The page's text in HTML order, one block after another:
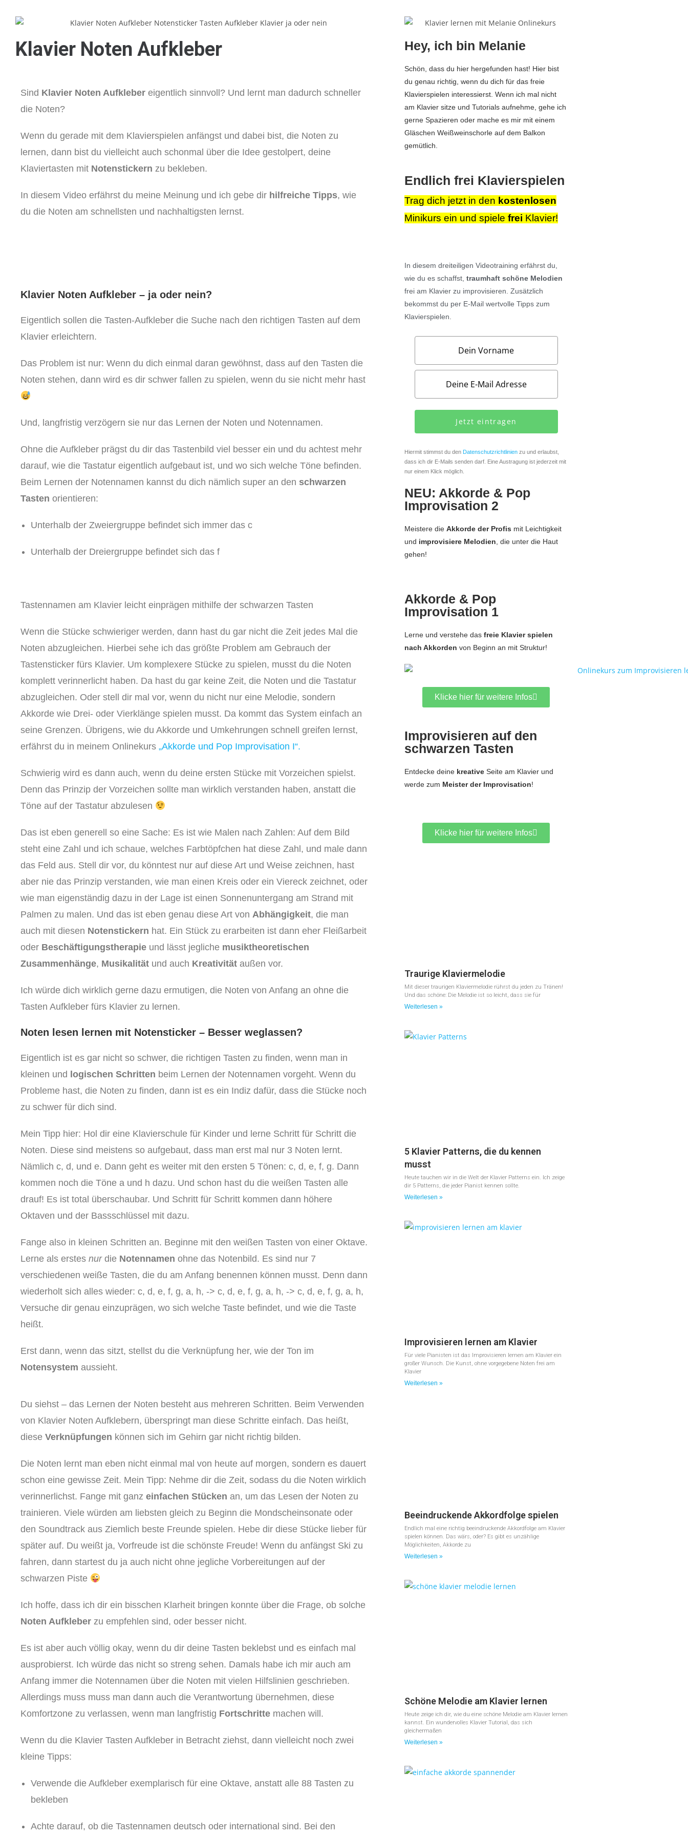
Klavier Noten Aufkleber
Sind Klavier Noten Aufkleber eigentlich sinnvoll? Und lernt man dadurch schneller
die Noten?
Wenn du gerade mit dem Klavierspielen anfängst und dabei bist, die Noten zu
lernen, dann bist du vielleicht auch schonmal über die Idee gestolpert, deine
Klaviertasten mit Notenstickern zu bekleben.
In diesem Video erfährst du meine Meinung und ich gebe dir hilfreiche Tipps, wie
du die Noten am schnellsten und nachhaltigsten lernst.
Klavier Noten Aufkleber – ja oder nein?
Eigentlich sollen die Tasten-Aufkleber die Suche nach den richtigen Tasten auf dem
Klavier erleichtern.
Das Problem ist nur: Wenn du dich einmal daran gewöhnst, dass auf den Tasten die
Noten stehen, dann wird es dir schwer fallen zu spielen, wenn du sie nicht mehr hast
Und, langfristig verzögern sie nur das Lernen der Noten und Notennamen.
Ohne die Aufkleber prägst du dir das Tastenbild viel besser ein und du achtest mehr
darauf, wie die Tastatur eigentlich aufgebaut ist, und wo sich welche Töne befinden.
Beim Lernen der Notennamen kannst du dich nämlich super an den schwarzen
Tasten orientieren:
Unterhalb der Zweiergruppe befindet sich immer das c
Unterhalb der Dreiergruppe befindet sich das f
Tastennamen am Klavier leicht einprägen mithilfe der schwarzen Tasten
Wenn die Stücke schwieriger werden, dann hast du gar nicht die Zeit jedes Mal die
Noten abzugleichen. Hierbei sehe ich das größte Problem am Gebrauch der
Tastensticker fürs Klavier. Um komplexere Stücke zu spielen, musst du die Noten
komplett verinnerlicht haben. Da hast du gar keine Zeit, die Noten und die Tastatur
abzugleichen. Oder stell dir mal vor, wenn du nicht nur eine Melodie, sondern
Akkorde wie Drei- oder Vierklänge spielen musst. Da kommt das System einfach an
seine Grenzen. Übrigens, wie du Akkorde und Umkehrungen schnell greifen lernst,
erfährst du in meinem Onlinekurs „Akkorde und Pop Improvisation I“.
Schwierig wird es dann auch, wenn du deine ersten Stücke mit Vorzeichen spielst.
Denn das Prinzip der Vorzeichen sollte man wirklich verstanden haben, anstatt die
Töne auf der Tastatur abzulesen
Das ist eben generell so eine Sache: Es ist wie Malen nach Zahlen: Auf dem Bild
steht eine Zahl und ich schaue, welches Farbtöpfchen hat diese Zahl, und male dann
das Feld aus. Stell dir vor, du könntest nur auf diese Art und Weise zeichnen, hast
aber nie das Prinzip verstanden, wie man einen Kreis oder ein Viereck zeichnet, oder
wie man eigenständig dazu in der Lage ist einen Sonnenuntergang am Strand mit
Palmen zu malen. Und das ist eben genau diese Art von Abhängigkeit, die man
auch mit diesen Notenstickern hat. Ein Stück zu erarbeiten ist dann eher Fleißarbeit
oder Beschäftigungstherapie und lässt jegliche musiktheoretischen
Zusammenhänge, Musikalität und auch Kreativität außen vor.
Ich würde dich wirklich gerne dazu ermutigen, die Noten von Anfang an ohne die
Tasten Aufkleber fürs Klavier zu lernen.
Noten lesen lernen mit Notensticker – Besser weglassen?
Eigentlich ist es gar nicht so schwer, die richtigen Tasten zu finden, wenn man in
kleinen und logischen Schritten beim Lernen der Notennamen vorgeht. Wenn du
Probleme hast, die Noten zu finden, dann ist es ein Indiz dafür, dass die Stücke noch
zu schwer für dich sind.
Mein Tipp hier: Hol dir eine Klavierschule für Kinder und lerne Schritt für Schritt die
Noten. Diese sind meistens so aufgebaut, dass man erst mal nur 3 Noten lernt.
Nämlich c, d, und e. Dann geht es weiter mit den ersten 5 Tönen: c, d, e, f, g. Dann
kommen noch die Töne a und h dazu. Und schon hast du die weißen Tasten alle
drauf! Es ist total überschaubar. Und Schritt für Schritt kommen dann höhere
Oktaven und der Bassschlüssel mit dazu.
Fange also in kleinen Schritten an. Beginne mit den weißen Tasten von einer Oktave.
Lerne als erstes nurdie Notennamen ohne das Notenbild. Es sind nur 7
verschiedenen weiße Tasten, die du am Anfang benennen können musst. Denn dann
wiederholt sich alles wieder: c, d, e, f, g, a, h, -> c, d, e, f, g, a, h, -> c, d, e, f, g, a, h,
Versuche dir genau einzuprägen, wo sich welche Taste befindet, und wie die Taste
heißt.
Erst dann, wenn das sitzt, stellst du die Verknüpfung her, wie der Ton im
Notensystem aussieht.
Du siehst – das Lernen der Noten besteht aus mehreren Schritten. Beim Verwenden
von Klavier Noten Aufklebern, überspringt man diese Schritte einfach. Das heißt,
diese Verknüpfungen können sich im Gehirn gar nicht richtig bilden.
Die Noten lernt man eben nicht einmal mal von heute auf morgen, sondern es dauert
schon eine gewisse Zeit. Mein Tipp: Nehme dir die Zeit, sodass du die Noten wirklich
verinnerlichst. Fange mit ganz einfachen Stücken an, um das Lesen der Noten zu
trainieren. Viele würden am liebsten gleich zu Beginn die Mondscheinsonate oder
den Soundtrack aus Ziemlich beste Freunde spielen. Hebe dir diese Stücke lieber für
später auf. Du weißt ja, Vorfreude ist die schönste Freude! Wenn du anfängst Ski zu
fahren, dann startest du ja auch nicht ohne jegliche Vorbereitungen auf der
schwarzen Piste
Ich hoffe, dass ich dir ein bisschen Klarheit bringen konnte über die Frage, ob solche
Noten Aufkleber zu empfehlen sind, oder besser nicht.
Es ist aber auch völlig okay, wenn du dir deine Tasten beklebst und es einfach mal
ausprobierst. Ich würde das nicht so streng sehen. Damals habe ich mir auch am
Anfang immer die Notennamen über die Noten mit vielen Hilfslinien geschrieben.
Allerdings muss muss man dann auch die Verantwortung übernehmen, diese
Komfortzone zu verlassen, wenn man langfristig Fortschritte machen will.
Wenn du die Klavier Tasten Aufkleber in Betracht ziehst, dann vielleicht noch zwei
kleine Tipps:
Verwende die Aufkleber exemplarisch für eine Oktave, anstatt alle 88 Tasten zu
bekleben
Achte darauf, ob die Tastennamen deutsch oder international sind. Bei den
Hey, ich bin Melanie
Schön, dass du hier hergefunden hast! Hier bist
du genau richtig, wenn du dich für das freie
Klavierspielen interessierst. Wenn ich mal nicht
am Klavier sitze und Tutorials aufnehme, gehe ich
gerne Spazieren oder mache es mir mit einem
Gläschen Weißweinschorle auf dem Balkon
gemütlich.
Endlich frei Klavierspielen
Trag dich jetzt in den kostenlosen
Minikurs ein und spiele frei Klavier!
In diesem dreiteiligen Videotraining erfährst du,
wie du es schaffst, traumhaft schöne Melodien
frei am Klavier zu improvisieren. Zusätzlich
bekommst du per E-Mail wertvolle Tipps zum
Klavierspielen.
Jetzt eintragen
Hiermit stimmst du den Datenschutzrichtlinienzu und erlaubst,
dass ich dir E-Mails senden darf. Eine Austragung ist jederzeit mit
nur einem Klick möglich.
NEU: Akkorde & Pop
Improvisation 2
Meistere die Akkorde der Profis mit Leichtigkeit
und improvisiere Melodien , die unter die Haut
gehen!
Akkorde & Pop
Improvisation 1
Lerne und verstehe das freie Klavier spielen
nach Akkorden von Beginn an mit Struktur!
Klicke hier für weitere Infos
Improvisieren auf den
schwarzen Tasten
Entdecke deine kreativeSeite am Klavier und
werde zum Meister der Improvisation!
Klicke hier für weitere Infos
Traurige Klaviermelodie
Mit dieser traurigen Klaviermelodie rührst du jeden zu Tränen!
Und das schöne: Die Melodie ist so leicht, dass sie für
Weiterlesen »
5 Klavier Patterns, die du kennen
musst
Heute tauchen wir in die Welt der Klavier Patterns ein. Ich zeige
dir 5 Patterns, die jeder Pianist kennen sollte.
Weiterlesen »
Improvisieren lernen am Klavier
Für viele Pianisten ist das Improvisieren lernen am Klavier ein
großer Wunsch. Die Kunst, ohne vorgegebene Noten frei am
Klavier
Weiterlesen »
Beeindruckende Akkordfolge spielen
Endlich mal eine richtig beeindruckende Akkordfolge am Klavier
spielen können. Das wärs, oder? Es gibt es unzählige
Möglichkeiten, Akkorde zu
Weiterlesen »
Schöne Melodie am Klavier lernen
Heute zeige ich dir, wie du eine schöne Melodie am Klavier lernen
kannst. Ein wundervolles Klavier Tutorial, das sich
gleichermaßen
Weiterlesen »